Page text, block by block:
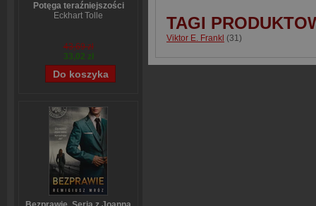
Potęga teraźniejszości
Eckhart Tolle
43,69 zł
33,02 zł
TAGI
Viktor E. Frankl (31)